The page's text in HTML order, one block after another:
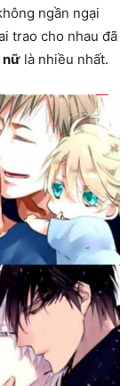
ngần ngại
trao cho nhau đã
nữ là nhiều nhất.